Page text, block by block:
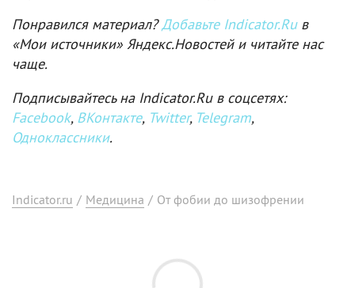
Понравился материал?Добавьте Indicator.Ruв
«Мои источники» Яндекс.Новостей и читайте нас
чаще.
Подписывайтесь на Indicator.Ru в соцсетях:
Facebook, ВКонтакте, Twitter, Telegram,
Одноклассники.
Indicator.ru / Медицина / От фобии до шизофрении